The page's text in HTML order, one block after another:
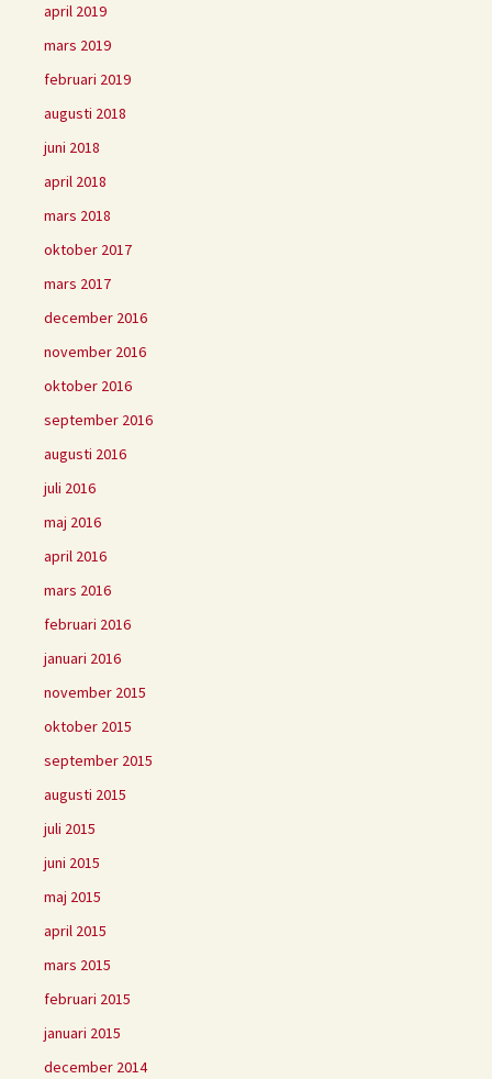
april 2019
mars 2019
februari 2019
augusti 2018
juni 2018
april 2018
mars 2018
oktober 2017
mars 2017
december 2016
november 2016
oktober 2016
september 2016
augusti 2016
juli 2016
maj 2016
april 2016
mars 2016
februari 2016
januari 2016
november 2015
oktober 2015
september 2015
augusti 2015
juli 2015
juni 2015
maj 2015
april 2015
mars 2015
februari 2015
januari 2015
december 2014